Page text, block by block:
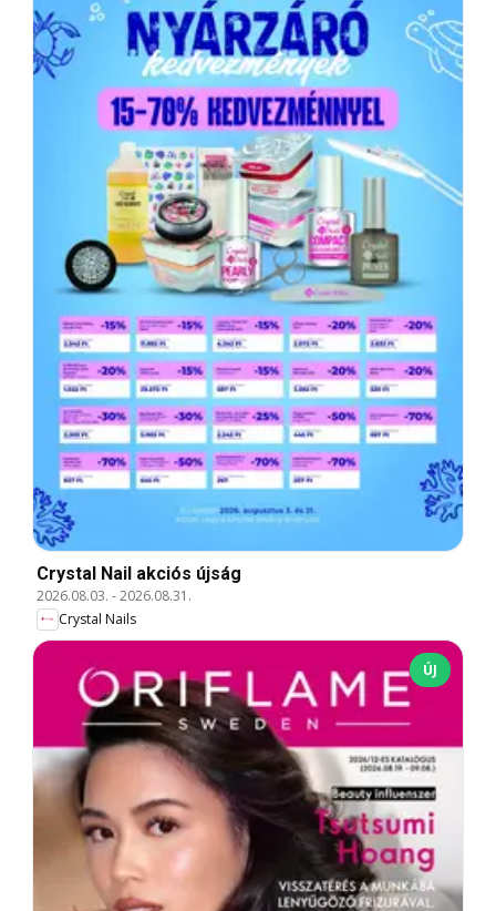
Crystal Nail akciós újság
2026.08.03. -2026.08.31.
Crystal Nails
ÚJ